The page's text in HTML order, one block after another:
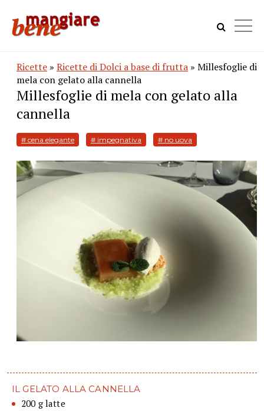
Ricette » Ricette di Dolci a base di frutta » Millesfoglie di
mela con gelato alla cannella
Millesfoglie di mela con gelato alla
cannella
# cena elegante # impegnativa # no uova
IL GELATO ALLA CANNELLA
200 g latte